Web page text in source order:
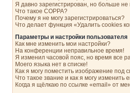
Я давно зарегистрирован, но больше не
Что такое COPPA?
Почему я не могу зарегистрироваться?
Что делает функция «Удалить cookies
Параметры и настройки пользователя
Как мне изменить мои настройки?
На конференции неправильное время!
Я изменил часовой пояс, но время все
Моего языка нет в списке!
Как я могу поместить изображение под
Что такое звание и как я могу изменить
Когда я щёлкаю по ссылке «email» от